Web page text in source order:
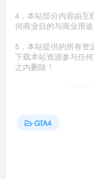
4．本站部分内容由互
何商业目的与商业用途
5．本站提供的所有资
下载本站资源参与任
之内删除！
GTA4